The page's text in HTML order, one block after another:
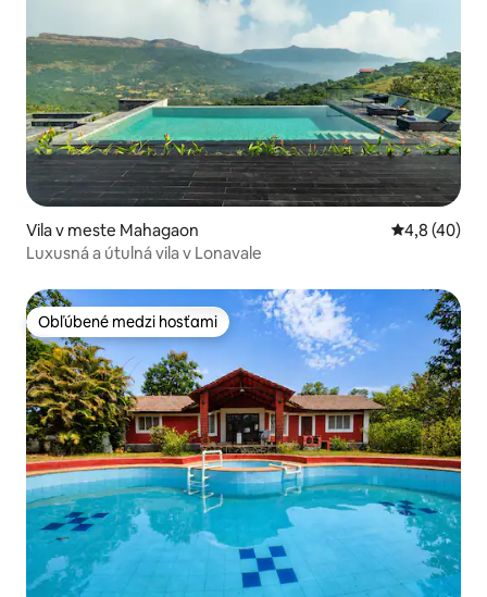
Vila v meste Mahagaon Priemerné
4,8 (40)
Luxusná a útulná vila v Lonavale
Obľúbené medzi hosťami
Obľúbené medzi hosťami